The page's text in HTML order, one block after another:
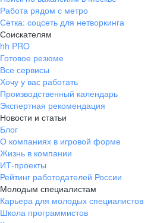
Работа рядом с метро
Сетка: соцсеть для нетворкинга
Соискателям
hh PRO
Готовое резюме
Все сервисы
Хочу у вас работать
Производственный календарь
Экспертная рекомендация
Новости и статьи
Блог
О компаниях в игровой форме
Жизнь в компании
ИТ-проекты
Рейтинг работодателей России
Молодым специалистам
Карьера для молодых специалистов
Школа программистов